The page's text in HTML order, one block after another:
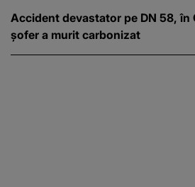
Accident devastator pe DN 58, în
șofer a murit carbonizat